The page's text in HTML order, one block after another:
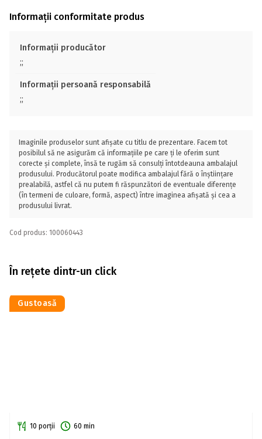
Informații conformitate produs
Informații producător
;;
Informații persoană responsabilă
;;
Imaginile produselor sunt afișate cu titlu de prezentare. Facem tot
posibilul să ne asigurăm că informațiile pe care ți le oferim sunt
corecte și complete, însă te rugăm să consulți întotdeauna ambalajul
produsului. Producătorul poate modifica ambalajul fără o înștiințare
prealabilă, astfel că nu putem fi răspunzători de eventuale diferențe
(în termeni de culoare, formă, aspect) între imaginea afișată și cea a
produsului livrat.
Cod produs: 100060443
În rețete dintr-un click
Gustoasă
10 porții 60 min